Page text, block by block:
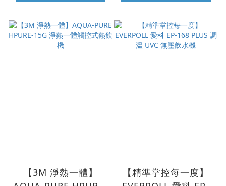
【3M 淨熱一體】
【精準掌控每一度】